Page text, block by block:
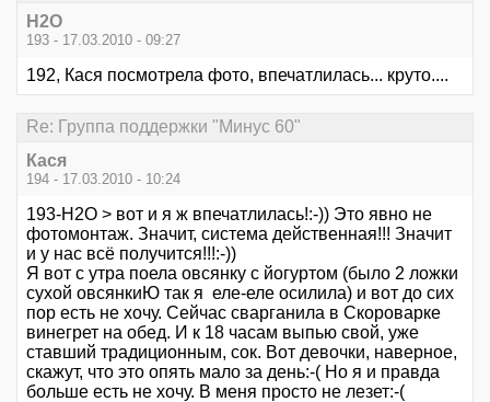
Н2О
193 - 17.03.2010 - 09:27
192, Кася посмотрела фото, впечатлилась... круто....
Re: Группа поддержки "Минус 60"
Кася
194 - 17.03.2010 - 10:24
193-Н2О > вот и я ж впечатлилась!:-)) Это явно не
фотомонтаж. Значит, система действенная!!! Значит
и у нас всё получится!!!:-))
Я вот с утра поела овсянку с йогуртом (было 2 ложки
сухой овсянкиЮ так я еле-еле осилила) и вот до сих
пор есть не хочу. Сейчас сварганила в Скороварке
винегрет на обед. И к 18 часам выпью свой, уже
ставший традиционным, сок. Вот девочки, наверное,
скажут, что это опять мало за день:-( Но я и правда
больше есть не хочу. В меня просто не лезет:-(